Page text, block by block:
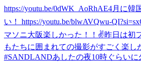
https://youtu.be/0dWK_AoRhAE4月に韓
い！ https://youtu.be/blwAVQwu-
マソニ大阪楽しかった！！✌️昨日は初
もたちに囲まれての撮影がすごく楽
#SANDLANDあしたの夜10時ぐらいに